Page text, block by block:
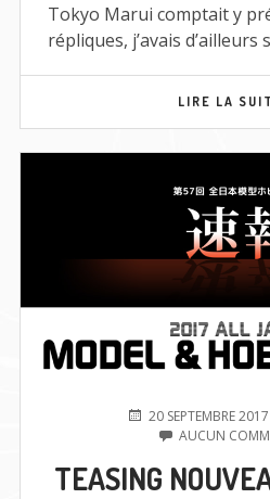
Tokyo Marui comptait y
répliques, j’avais d’ailleurs
LIRE LA
PUBLIÉ20 SEPTEMBRE 2017
AUCUN
TEASING